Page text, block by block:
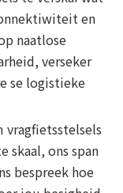
en
naatlose
verseker
se logistieke
vragfietsstelsels
skaal, ons span
bespreek hoe